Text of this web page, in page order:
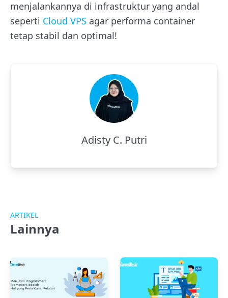
menjalankannya di infrastruktur yang andal
seperti Cloud VPS agar performa container
tetap stabil dan optimal!
Adisty C. Putri
ARTIKEL
Lainnya